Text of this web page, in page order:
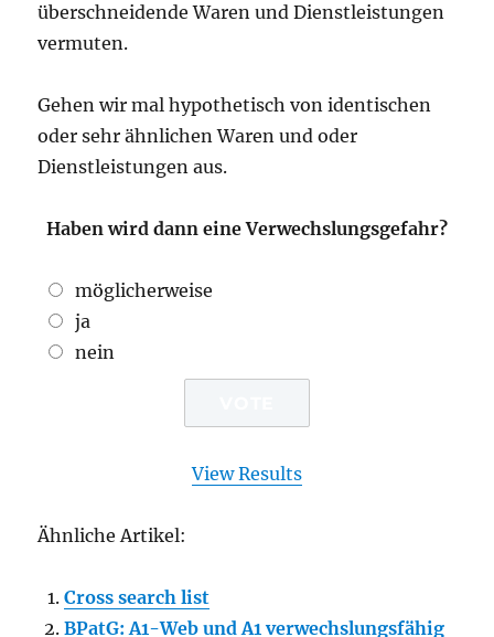
überschneidende Waren und Dienstleistungen
vermuten.
Gehen wir mal hypothetisch von identischen
oder sehr ähnlichen Waren und oder
Dienstleistungen aus.
Haben wird dann eine Verwechslungsgefahr?
möglicherweise
ja
nein
View Results
Ähnliche Artikel:
Cross search list
BPatG: A1-Web und A1 verwechslungsfähig